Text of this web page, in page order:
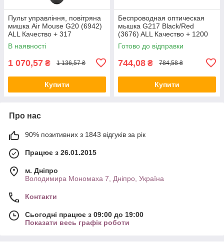
Пульт управління, повітряна
мишка Air Mouse G20 (6942)
ALL Качество + 317
В наявності
1 070,57 ₴ 1 136,57 ₴
Купити
Беспроводная оптическая
мышка G217 Black/Red
(3676) ALL Качество + 1200
Готово до відправки
744,08 ₴ 784,58 ₴
Купити
Про нас
90% позитивних з 1843 відгуків за рік
Працює з 26.01.2015
м. Дніпро
Володимира Мономаха 7, Дніпро, Україна
Контакти
Сьогодні працює з 09:00 до 19:00
Показати весь графік роботи